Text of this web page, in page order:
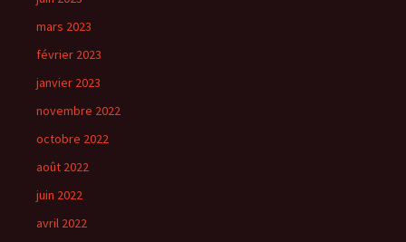
mars 2023
février 2023
janvier 2023
novembre 2022
octobre 2022
août 2022
juin 2022
avril 2022